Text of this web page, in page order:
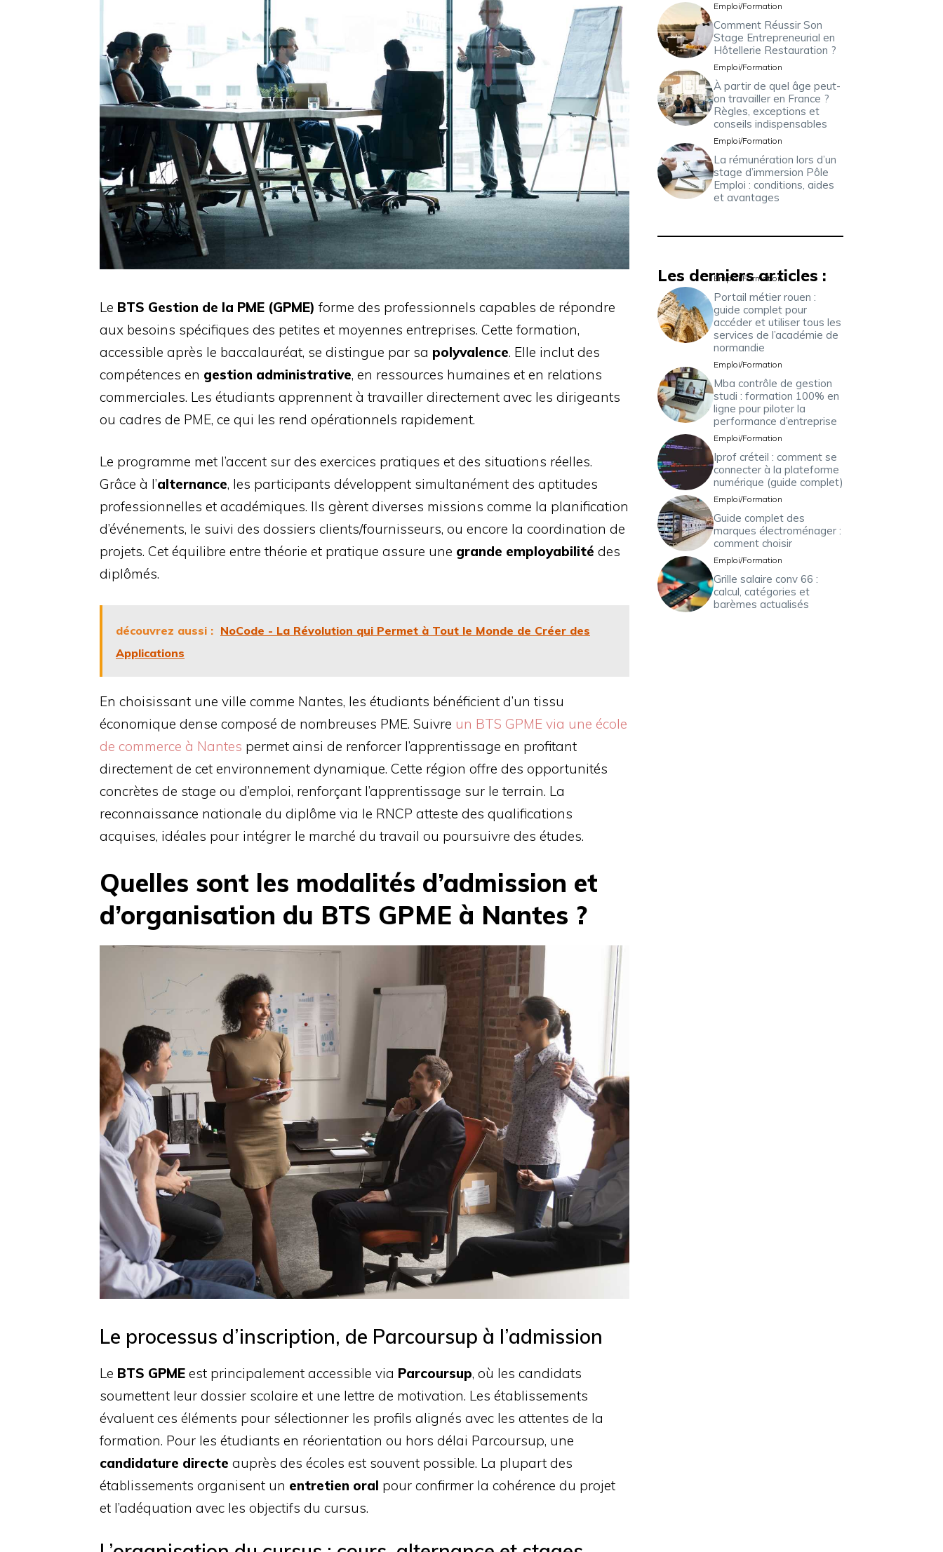
Le BTS Gestion de la PME (GPME) forme des professionnels capables de répondre
aux besoins spécifiques des petites et moyennes entreprises. Cette formation,
accessible après le baccalauréat, se distingue par sa polyvalence. Elle inclut des
compétences en gestion administrative, en ressources humaines et en relations
commerciales. Les étudiants apprennent à travailler directement avec les dirigeants
ou cadres de PME, ce qui les rend opérationnels rapidement.
Le programme met l’accent sur des exercices pratiques et des situations réelles.
Grâce à l’alternance, les participants développent simultanément des aptitudes
professionnelles et académiques. Ils gèrent diverses missions comme la planification
d’événements, le suivi des dossiers clients/fournisseurs, ou encore la coordination de
projets. Cet équilibre entre théorie et pratique assure une grande employabilité des
diplômés.
découvrez aussi : NoCode - La Révolution qui Permet à Tout le Monde de Créer des
Applications
En choisissant une ville comme Nantes, les étudiants bénéficient d’un tissu
économique dense composé de nombreuses PME. Suivre un BTS GPME via une école
de commerce à Nantes permet ainsi de renforcer l’apprentissage en profitant
directement de cet environnement dynamique. Cette région offre des opportunités
concrètes de stage ou d’emploi, renforçant l’apprentissage sur le terrain. La
reconnaissance nationale du diplôme via le RNCP atteste des qualifications
acquises, idéales pour intégrer le marché du travail ou poursuivre des études.
Quelles sont les modalités d’admission et
d’organisation du BTS GPME à Nantes ?
Le processus d’inscription, de Parcoursup à l’admission
Le BTS GPME est principalement accessible via Parcoursup, où les candidats
soumettent leur dossier scolaire et une lettre de motivation. Les établissements
évaluent ces éléments pour sélectionner les profils alignés avec les attentes de la
formation. Pour les étudiants en réorientation ou hors délai Parcoursup, une
candidature directe auprès des écoles est souvent possible. La plupart des
établissements organisent un entretien oral pour confirmer la cohérence du projet
et l’adéquation avec les objectifs du cursus.
Emploi/Formation
Comment Réussir Son
Stage Entrepreneurial en
Hôtellerie Restauration ?
Emploi/Formation
À partir de quel âge peut-
on travailler en France ?
Règles, exceptions et
conseils indispensables
Emploi/Formation
La rémunération lors d’un
stage d’immersion Pôle
Emploi : conditions, aides
et avantages
Les derniers articles :
Emploi/Formation
Portail métier rouen :
guide complet pour
accéder et utiliser tous les
services de l’académie de
normandie
Emploi/Formation
Mba contrôle de gestion
studi : formation 100% en
ligne pour piloter la
performance d’entreprise
Emploi/Formation
Iprof créteil : comment se
connecter à la plateforme
numérique (guide complet)
Emploi/Formation
Guide complet des
marques électroménager :
comment choisir
Emploi/Formation
Grille salaire conv 66 :
calcul, catégories et
barèmes actualisés